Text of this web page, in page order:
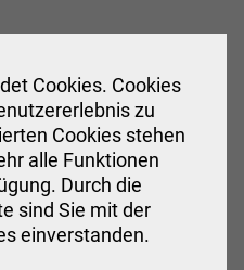
Cookies. Cookies
zu
Cookies stehen
alle Funktionen
Durch die
sind Sie mit der
einverstanden.